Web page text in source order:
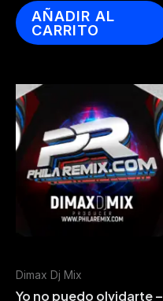
AÑADIR AL
CARRITO
Dimax Dj Mix
Yo no puedo olvidarte –